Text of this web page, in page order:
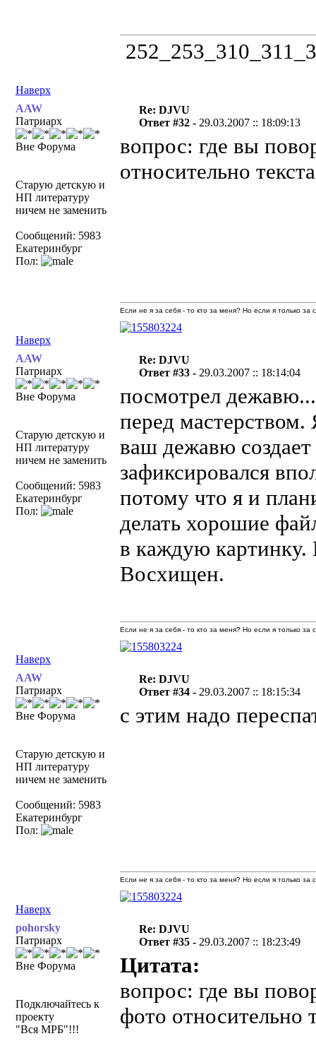
Наверх
AAW
Патриарх
Вне Форума
Старую детскую и
НП литературу
ничем не заменить
Сообщений: 5983
Екатеринбург
Пол:
Re: DJVU
Ответ #32 - 29.03.2007 :: 18:09:13
вопрос: где вы
относительно
Наверх
Если не я за себя - то кто за меня? Но если я только
AAW
Патриарх
Вне Форума
Старую детскую и
НП литературу
ничем не заменить
Сообщений: 5983
Екатеринбург
Пол:
Re: DJVU
Ответ #33 - 29.03.2007 :: 18:14:04
посмотрел
перед
ваш дежавю
зафиксировался
потому что я и
делать хорошие
в каждую картинку.
Восхищен.
Наверх
Если не я за себя - то кто за меня? Но если я только
AAW
Патриарх
Вне Форума
Старую детскую и
НП литературу
ничем не заменить
Сообщений: 5983
Екатеринбург
Пол:
Re: DJVU
Ответ #34 - 29.03.2007 :: 18:15:34
с этим надо
Наверх
Если не я за себя - то кто за меня? Но если я только
pohorsky
Патриарх
Вне Форума
Подключайтесь к
проекту
"Вся МРБ"!!!
Re: DJVU
Ответ #35 - 29.03.2007 :: 18:23:49
Цитата:
вопрос: где вы
фото относительно